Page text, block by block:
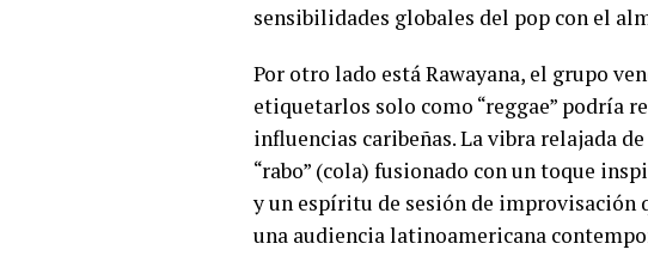
sensibilidades globales del pop con el
Por otro lado está Rawayana, el grupo
etiquetarlos solo como “reggae” podría
influencias caribeñas. La vibra relajada
“rabo” (cola) fusionado con un toque
y un espíritu de sesión de improvisación
una audiencia latinoamericana